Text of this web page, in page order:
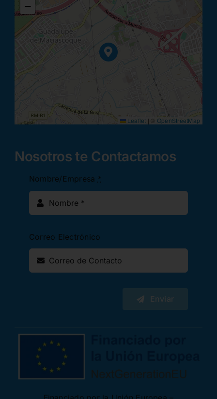
−
Leaflet | © OpenStreetMap
Nosotros te Contactamos
Nombre/Empresa *
Correo Electrónico
Enviar